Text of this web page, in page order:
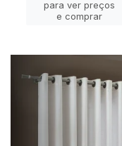
para ver preços
e comprar